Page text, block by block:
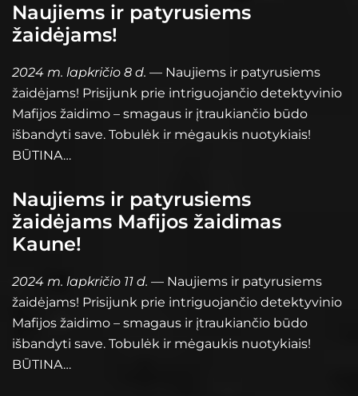
Naujiems ir patyrusiems
žaidėjams!
2024 m. lapkričio 8 d. — Naujiems ir patyrusiems
žaidėjams! Prisijunk prie intriguojančio detektyvinio
Mafijos žaidimo – smagaus ir įtraukiančio būdo
išbandyti save. Tobulėk ir mėgaukis nuotykiais!
BŪTINA…
Naujiems ir patyrusiems
žaidėjams Mafijos žaidimas
Kaune!
2024 m. lapkričio 11 d. — Naujiems ir patyrusiems
žaidėjams! Prisijunk prie intriguojančio detektyvinio
Mafijos žaidimo – smagaus ir įtraukiančio būdo
išbandyti save. Tobulėk ir mėgaukis nuotykiais!
BŪTINA…